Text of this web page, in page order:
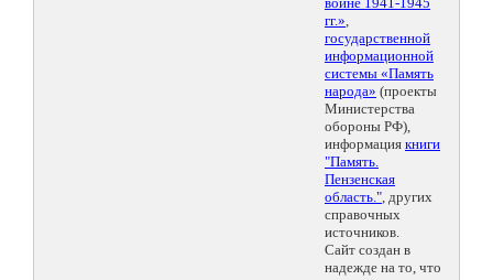
гг.»,
государственной
информационной
системы «Память
народа» (проекты
Министерства
обороны РФ),
информация книги
"Память.
Пензенская
область.", других
справочных
источников.
Сайт создан в
надежде на то, что